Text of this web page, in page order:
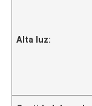
Alta luz: